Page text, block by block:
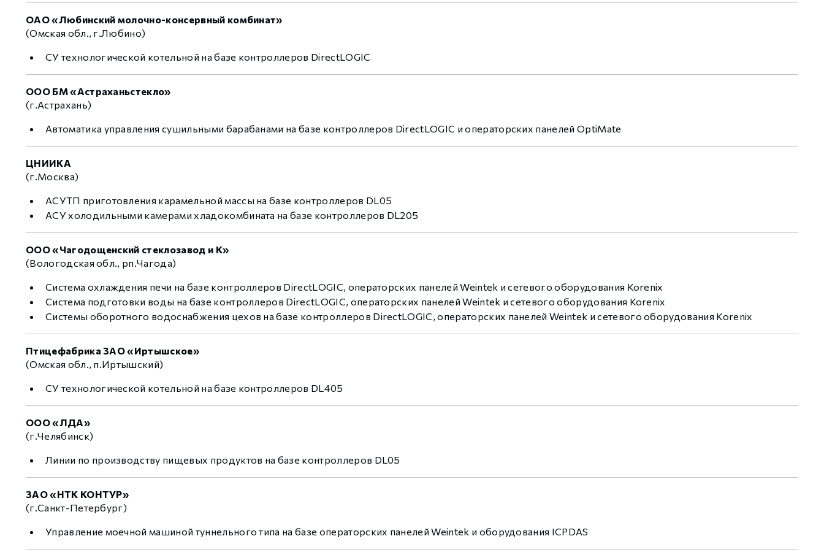
ОАО «Любинский молочно-консервный комбинат»
(Омская обл., г.Любино)
СУ технологической котельной на базе контроллеров DirectLOGIC
ООО БМ «Астраханьстекло»
(г.Астрахань)
Автоматика управления сушильными барабанами на базе контроллеров DirectLOGIC и операторских панелей OptiMate
ЦНИИКА
(г.Москва)
АСУТП приготовления карамельной массы на базе контроллеров DL05
АСУ холодильными камерами хладокомбината на базе контроллеров DL205
ООО «Чагодощенский стеклозавод и К»
(Вологодская обл., рп.Чагода)
Система охлаждения печи на базе контроллеров DirectLOGIC, операторских панелей Weintek и сетевого оборудования Korenix
Система подготовки воды на базе контроллеров DirectLOGIC, операторских панелей Weintek и сетевого оборудования Korenix
Системы оборотного водоснабжения цехов на базе контроллеров DirectLOGIC, операторских панелей Weintek и сетевого оборудования Korenix
Птицефабрика ЗАО «Иртышское»
(Омская обл., п.Иртышский)
СУ технологической котельной на базе контроллеров DL405
ООО «ЛДА»
(г.Челябинск)
Линии по производству пищевых продуктов на базе контроллеров DL05
ЗАО «НТК КОНТУР»
(г.Санкт-Петербург)
Управление моечной машиной туннельного типа на базе операторских панелей Weintek и оборудования ICPDAS
GCAN